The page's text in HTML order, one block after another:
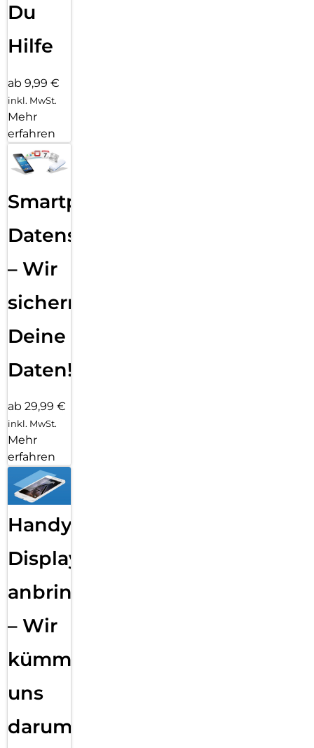
Du
Hilfe
ab 9,99 €
inkl. MwSt.
Mehr
erfahren
Smartphone
Datensicherung
– Wir
sichern
Deine
Daten!
ab 29,99 €
inkl. MwSt.
Mehr
erfahren
Handy
Displayfolie
anbringen
– Wir
kümmern
uns
darum!